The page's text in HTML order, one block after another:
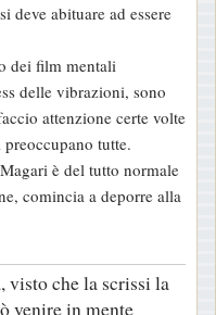
deve abituare ad essere
dei film mentali
delle vibrazioni, sono
attenzione certe volte
tutte.
è del tutto normale
comincia a deporre alla
visto che la scrissi la
venire in mente